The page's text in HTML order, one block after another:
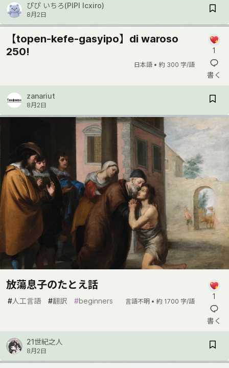
ぴぴ いちろ(PIPI Icxiro)
8月2日
【topen-kefe-gasyipo】di waroso
250!
日本語 • 約 300 字/語
1
書く
zanariut
8月2日
放蕩息子のたとえ話
#人工言語 #翻訳 #beginners 言語不明 • 約 1700 字/語
1
書く
21世紀之人
8月2日